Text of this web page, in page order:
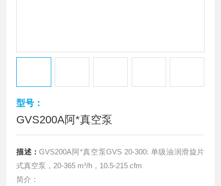
型号：
GVS200A阿*真空泵
描述：GVS200A阿*真空泵GVS 20-300: 单级油润滑旋片
式真空泵，20-365 m³/h，10.5-215 cfm
简介：